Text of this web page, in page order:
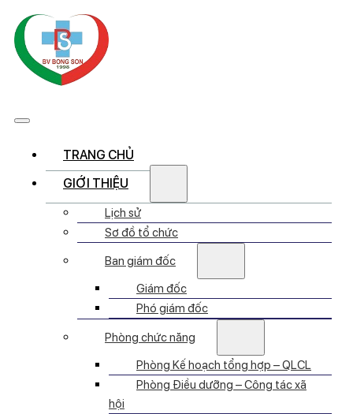
TRANG CHỦ
GIỚI THIỆU
Lịch sử
Sơ đồ tổ chức
Ban giám đốc
Giám đốc
Phó giám đốc
Phòng chức năng
Phòng Kế hoạch tổng hợp – QLCL
Phòng Điều dưỡng – Công tác xã
hội